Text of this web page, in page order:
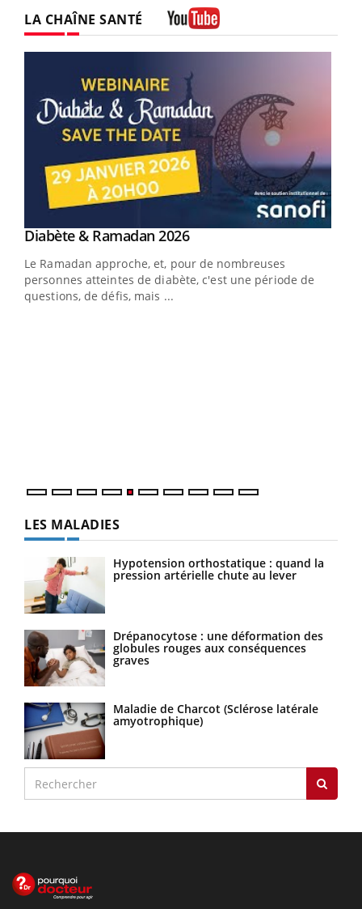
LA CHAÎNE SANTÉ
Youtube
Diabète & Ramadan 2026Youtube
Le Ramadan approche, et, pour de nombreuses
personnes atteintes de diabète, c'est une période de
questions, de défis, mais ...
LES MALADIES
Hypotension orthostatique : quand la
pression artérielle chute au lever
Drépanocytose : une déformation des
globules rouges aux conséquences
graves
Maladie de Charcot (Sclérose latérale
amyotrophique)